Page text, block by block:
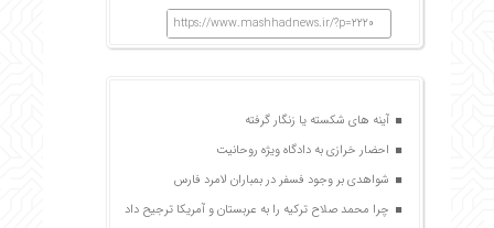
https://www.mashhadnews.ir/?p=2220
آینه های شکسته یا زنگار گرفته
احضار خرازی به دادگاه ویژه روحانیت
شواهدی بر وجود فسفر در بمباران لامرد فارس
چرا محمد صلاح ترکیه را به عربستان و آمریکا ترجیح داد